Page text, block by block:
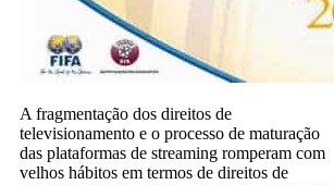
A fragmentação dos direitos de
televisionamento e o processo de maturação
das plataformas de streaming romperam com
velhos hábitos em termos de direitos de